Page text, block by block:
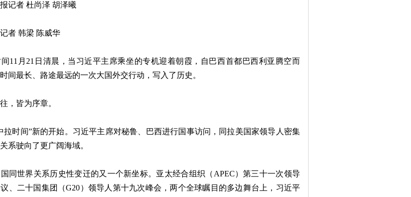
者 杜尚泽 胡泽曦
韩梁 陈威华
月21日清晨，当习近平主席乘坐的专机迎着朝霞，自巴西首都巴西利亚腾空而
间最长、路途最远的一次大国外交行动，写入了历史。
皆为序章。
时间”新的开始。习近平主席对秘鲁、巴西进行国事访问，同拉美国家领导人密集
系驶向了更广阔海域。
世界关系历史性变迁的又一个新坐标。亚太经合组织（APEC）第三十一次领导
、二十国集团（G20）领导人第十九次峰会，两个全球瞩目的多边舞台上，习近平